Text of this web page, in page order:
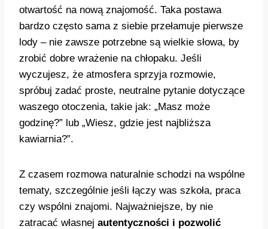
otwartość na nową znajomość. Taka postawa
bardzo często sama z siebie przełamuje pierwsze
lody – nie zawsze potrzebne są wielkie słowa, by
zrobić dobre wrażenie na chłopaku. Jeśli
wyczujesz, że atmosfera sprzyja rozmowie,
spróbuj zadać proste, neutralne pytanie dotyczące
waszego otoczenia, takie jak: „Masz może
godzinę?” lub „Wiesz, gdzie jest najbliższa
kawiarnia?”.
Z czasem rozmowa naturalnie schodzi na wspólne
tematy, szczególnie jeśli łączy was szkoła, praca
czy wspólni znajomi. Najważniejsze, by nie
zatracać własnej autentyczności i pozwolić